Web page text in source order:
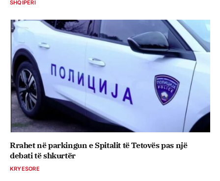
SHQIPËRI
Rrahet në parkingun e Spitalit të Tetovës pas një
debati të shkurtër
KRYESORE